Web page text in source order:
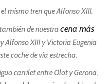
mismo tren que Alfonso XIII.
de nuestra cena más
Alfonso XIII y Victoria Eugenia
coche de vía estrecha.
carrilet entre Olot y Gerona,